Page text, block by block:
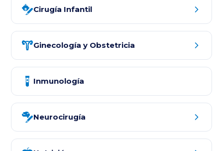
Cirugía Infantil
Ginecología y Obstetricia
Inmunología
Neurocirugía